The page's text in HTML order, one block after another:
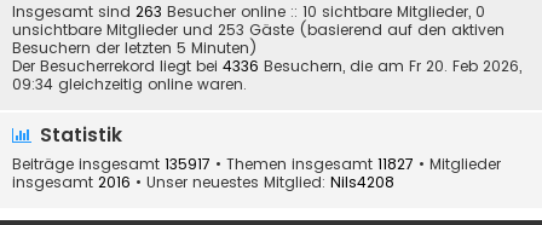
Insgesamt sind 263 Besucher online :: 10 sichtbare Mitglieder, 0
unsichtbare Mitglieder und 253 Gäste (basierend auf den aktiven
Besuchern der letzten 5 Minuten)
Der Besucherrekord liegt bei 4336 Besuchern, die am Fr 20. Feb 2026,
09:34 gleichzeitig online waren.
Statistik
Beiträge insgesamt 135917 • Themen insgesamt 11827 • Mitglieder
insgesamt 2016 • Unser neuestes Mitglied: Nils4208